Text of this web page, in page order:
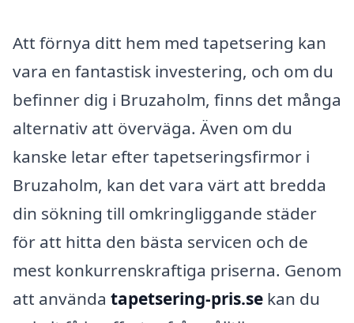
Att förnya ditt hem med tapetsering kan
vara en fantastisk investering, och om du
befinner dig i Bruzaholm, finns det många
alternativ att överväga. Även om du
kanske letar efter tapetseringsfirmor i
Bruzaholm, kan det vara värt att bredda
din sökning till omkringliggande städer
för att hitta den bästa servicen och de
mest konkurrenskraftiga priserna. Genom
att använda tapetsering-pris.se kan du